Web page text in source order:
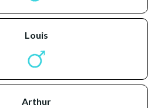
louis
arthur